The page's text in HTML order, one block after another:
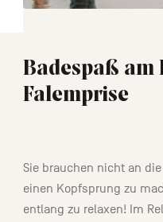
Badespaß am
Falemprise
Sie brauchen nicht an
einen Kopfsprung zu
entlang zu relaxen! Im